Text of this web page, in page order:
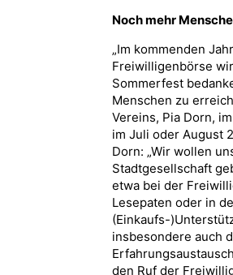
Noch mehr
„Im kommenden
Freiwilligenbörse
Sommerfest
Menschen zu
Vereins, Pia Dorn,
im Juli oder August
Dorn: „Wir wollen
Stadtgesellschaft
etwa bei der
Lesepaten oder in
(Einkaufs-
insbesondere auch
den Ruf der